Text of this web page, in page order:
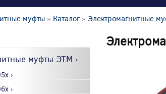
муфты » Каталог» Электромагнитные
муфты ЭТМ ›
›
›